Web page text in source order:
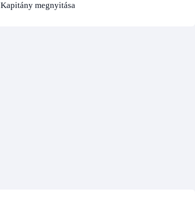
Kapitány megnyitása